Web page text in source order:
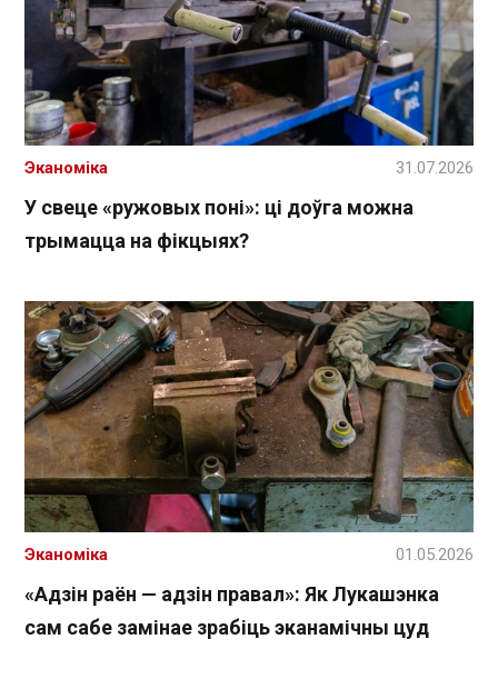
У свеце «ружовых поні»: ці доўга можна
трымацца на фікцыях?
Эканоміка 31.07.2026
«Адзін раён — адзін правал»: Як Лукашэнка
сам сабе замінае зрабіць эканамічны цуд
Эканоміка 01.05.2026